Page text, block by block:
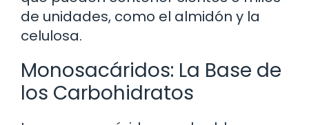
de unidades, como el almidón y la
celulosa.
Monosacáridos: La Base de
los Carbohidratos